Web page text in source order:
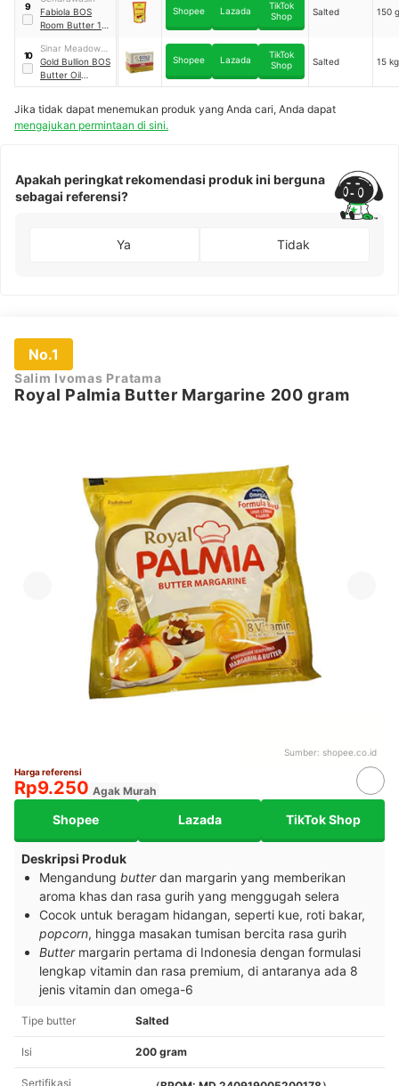
9
Fabiola BOS
Room Butter 150
Shopee Lazada
TikTok
Shop
Salted 150
10
Sinar Meadow
International
Indonesia
Gold Bullion BOS
Butter Oil
Substitute 15 kg
Shopee Lazada
TikTok
Shop
Salted 15 kg
Jika tidak dapat menemukan produk yang Anda cari, Anda dapat
mengajukan permintaan di sini.
Apakah peringkat rekomendasi produk ini berguna
sebagai referensi?
Ya Tidak
No.1
Salim Ivomas Pratama
Royal Palmia Butter Margarine 200 gram
Sumber: shopee.co.id
Harga referensi
Rp9.250 Agak Murah
Shopee Lazada TikTok Shop
Deskripsi Produk
Mengandung butterdan margarin yang memberikan
aroma khas dan rasa gurih yang menggugah selera
Cocok untuk beragam hidangan, seperti kue, roti bakar,
popcorn, hingga masakan tumisan bercita rasa gurih
Buttermargarin pertama di Indonesia dengan formulasi
lengkap vitamin dan rasa premium, di antaranya ada 8
jenis vitamin dan omega-6
Tipe butter Salted
Isi 200 gram
Sertifikasi